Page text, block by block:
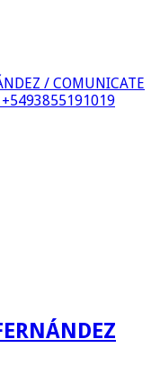
/ COMUNICATE
+5493855191019